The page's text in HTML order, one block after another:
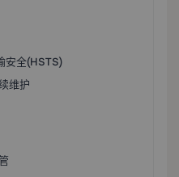
安全(HSTS)
维护